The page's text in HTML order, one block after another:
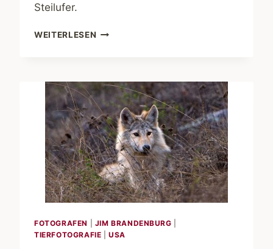
Steilufer.
WEITERLESEN FELSWAND
JUDD
LAKE
FOTOGRAFEN JIM BRANDENBURG
TIERFOTOGRAFIE |USA